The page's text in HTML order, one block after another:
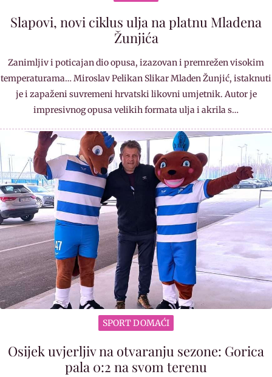
Slapovi, novi ciklus ulja na platnu Mladena
Žunjića
Zanimljiv i poticajan dio opusa, izazovan i premrežen visokim
temperaturama… Miroslav Pelikan Slikar Mladen Žunjić, istaknuti
je i zapaženi suvremeni hrvatski likovni umjetnik. Autor je
impresivnog opusa velikih formata ulja i akrila s…
SPORT DOMAĆI
Osijek uvjerljiv na otvaranju sezone: Gorica
pala 0:2 na svom terenu